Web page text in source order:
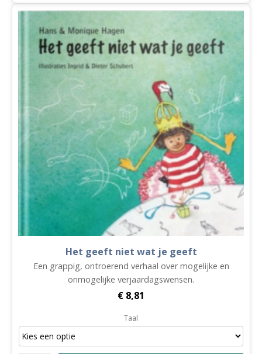
aantal
Het geeft niet wat je geeft
Een grappig, ontroerend verhaal over mogelijke en
onmogelijke verjaardagswensen.
€ 8,81
Taal